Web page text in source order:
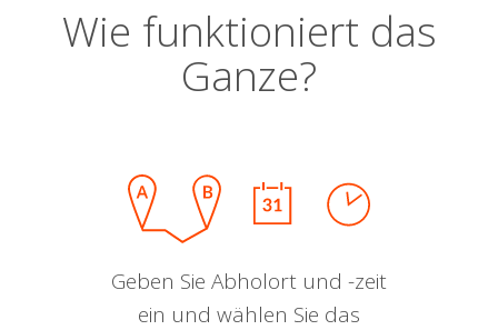
Wie funktioniert das
Ganze?
Geben Sie Abholort und -zeit
ein und wählen Sie das